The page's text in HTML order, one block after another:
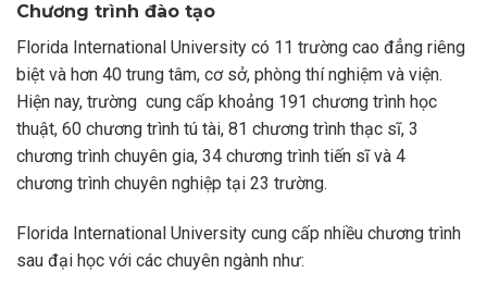
Chương trình đào tạo
Florida International University có 11 trường cao đẳng riêng
biệt và hơn 40 trung tâm, cơ sở, phòng thí nghiệm và viện.
Hiện nay, trường cung cấp khoảng 191 chương trình học
thuật, 60 chương trình tú tài, 81 chương trình thạc sĩ, 3
chương trình chuyên gia, 34 chương trình tiến sĩ và 4
chương trình chuyên nghiệp tại 23 trường.
Florida International University cung cấp nhiều chương trình
sau đại học với các chuyên ngành như: